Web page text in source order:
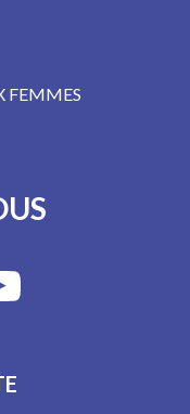
FEMMES